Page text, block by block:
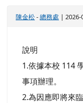
陳金松-總務處 |
說明
1.依據本校 114
事項辦理。
2.為因應即將來